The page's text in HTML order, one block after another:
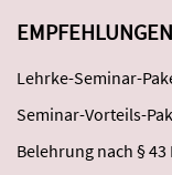
EMPFEHLUNGEN
Lehrke-Seminar-
Seminar-Vorteils-
Belehrung nach § 43